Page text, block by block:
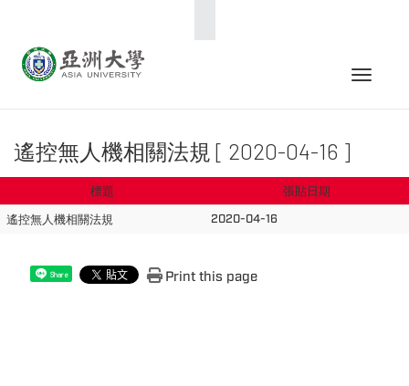
Toggle
遙控無人機相關法規 [ 2020-04-16 ]
標題
張貼日期
遙控無人機相關法規
2020-04-16
Share Print this page